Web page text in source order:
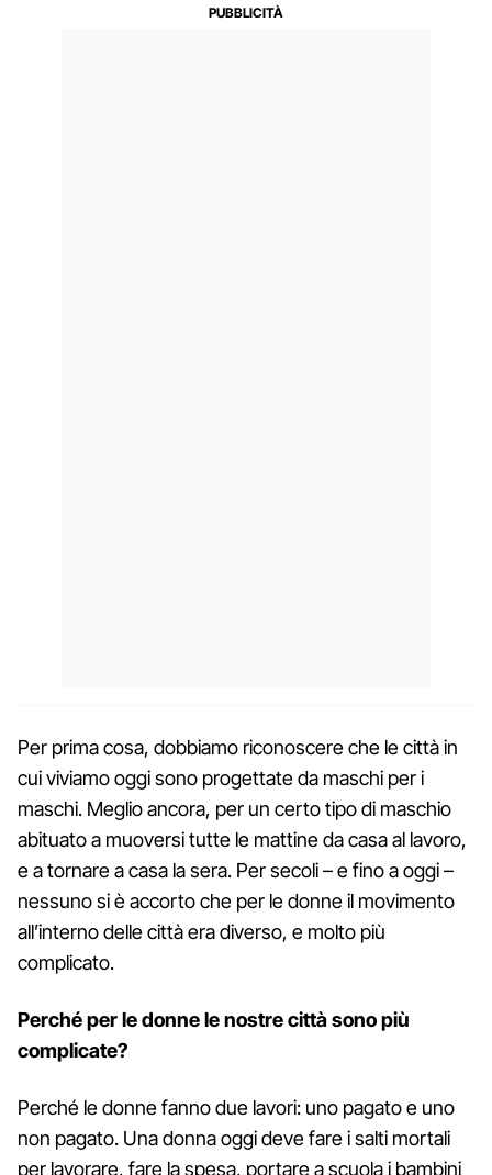
Per prima cosa, dobbiamo riconoscere che le città in
cui viviamo oggi sono progettate da maschi per i
maschi. Meglio ancora, per un certo tipo di maschio
abituato a muoversi tutte le mattine da casa al lavoro,
e a tornare a casa la sera. Per secoli – e fino a oggi –
nessuno si è accorto che per le donne il movimento
all’interno delle città era diverso, e molto più
complicato.
Perché per le donne le nostre città sono più
complicate?
Perché le donne fanno due lavori: uno pagato e uno
non pagato. Una donna oggi deve fare i salti mortali
per lavorare, fare la spesa, portare a scuola i bambini